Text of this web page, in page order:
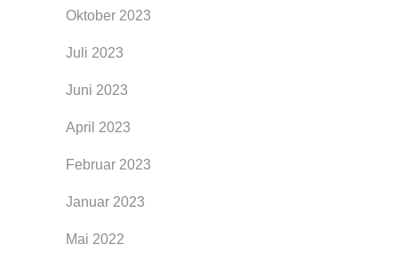
Oktober 2023
Juli 2023
Juni 2023
April 2023
Februar 2023
Januar 2023
Mai 2022